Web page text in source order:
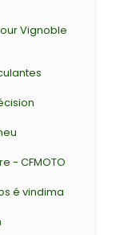
Vignoble
- CFMOTO
é vindima